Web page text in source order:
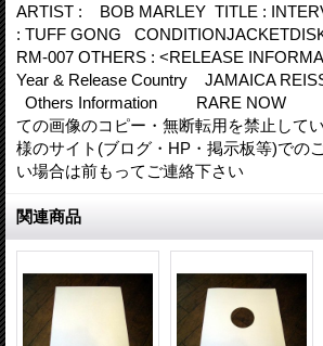
ARTIST : BOB MARLEY TITLE :
: TUFF GONG
RM-007 OTHERS : <RELEASE
Year & Release Country JAMAICA
Others Information RARE NOW
ての画像のコピー・無断転用を禁止して
様のサイト(ブログ・HP・掲示板等)での
い場合は前もってご連絡下さい
関連商品